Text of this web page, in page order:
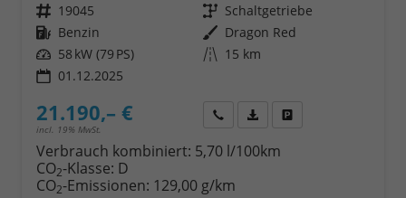
Fahrzeugnr. 19045 Getriebe Schaltgetriebe
Kraftstoff Benzin Außenfarbe Dragon Red
Leistung 58 kW (79 PS) Kilometerstand 15 km
01.12.2025
21.190,– €
incl. 19% MwSt.
Wir rufen Sie anFahrzeugexposé (PDF)
Verbrauch kombiniert: 5,70 l/100km
CO2-Klasse: D
CO2-Emissionen: 129,00 g/km